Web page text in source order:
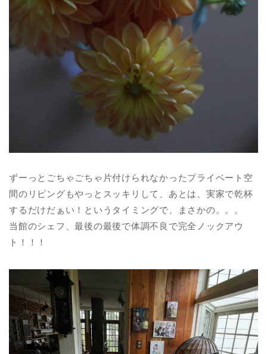
ずーっとごちゃごちゃ片付けられなかったプライベート空
間のリビングもやっとスッキリして、あとは、実家で乾杯
するだけだぁい！というタイミングで、まさかの。。。
当館のシェフ、最後の最後で体調不良で完全ノックアウ
ト！！！